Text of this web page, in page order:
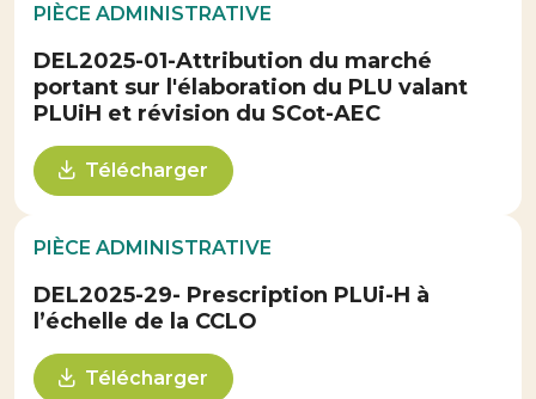
PIÈCE ADMINISTRATIVE
DEL2025-01-Attribution du marché
portant sur l'élaboration du PLU valant
PLUiH et révision du SCot-AEC
Télécharger
PIÈCE ADMINISTRATIVE
DEL2025-29- Prescription PLUi-H à
l’échelle de la CCLO
Télécharger